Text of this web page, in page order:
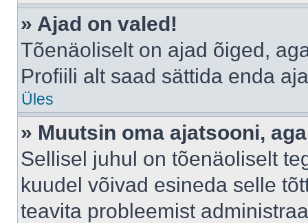
» Ajad on valed!
Tõenäoliselt on ajad õiged,
Profiili alt saad sättida enda
Üles
» Muutsin oma ajatsooni,
Sellisel juhul on tõenäoliselt
kuudel võivad esineda selle
teavita probleemist